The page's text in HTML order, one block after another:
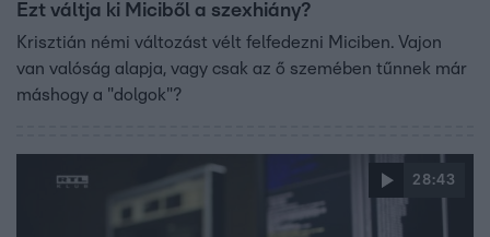
Ezt váltja ki Miciből a szexhiány?
Krisztián némi változást vélt felfedezni Miciben. Vajon
van valóság alapja, vagy csak az ő szemében tűnnek már
máshogy a "dolgok"?
28:43